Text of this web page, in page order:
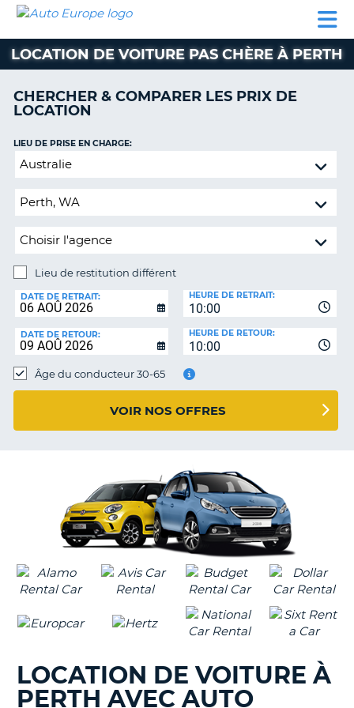
LOCATION
VOITURE
CAMPING-
CAR
CLIENT
AUTO
EUROPE
LOCATION
VOITURE
CAMPING-
CAR
PARTENAIRES
SUPPORT
CLIENT
COMPTE
MA
LOCATION DE VOITURE PAS CHÈRE À PERTH
CHERCHER & COMPARER LES PRIX DE
LOCATION
Lieu
restitution
LIEU DE PRISE EN CHARGE:
Lieu de restitution différent
DE
RESTITUTION:
DATE DE RETRAIT:
10:00
HEURE DE RETRAIT:
DATE DE RETOUR:
10:00
HEURE DE RETOUR:
Âge du conducteur 30-65
VOIR NOS OFFRES
LOCATION DE VOITURE À
PERTH AVEC AUTO